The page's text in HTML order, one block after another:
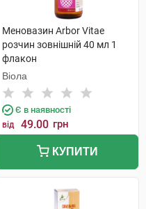
Меновазин Arbor Vitae
розчин зовнішній 40 мл 1
флакон
Віола
Є в наявності
від 49.00 грн
КУПИТИ